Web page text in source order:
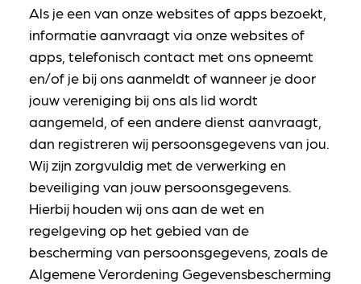
Als je een van onze websites of apps bezoekt,
informatie aanvraagt via onze websites of
apps, telefonisch contact met ons opneemt
en/of je bij ons aanmeldt of wanneer je door
jouw vereniging bij ons als lid wordt
aangemeld, of een andere dienst aanvraagt,
dan registreren wij persoonsgegevens van jou.
Wij zijn zorgvuldig met de verwerking en
beveiliging van jouw persoonsgegevens.
Hierbij houden wij ons aan de wet en
regelgeving op het gebied van de
bescherming van persoonsgegevens, zoals de
Algemene Verordening Gegevensbescherming